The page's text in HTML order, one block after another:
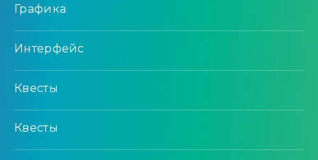
Графика
Интерфейс
Квесты
Квесты